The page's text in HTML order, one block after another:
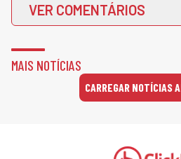
VER COMENTÁRIOS
MAIS NOTÍCIAS
CARREGAR NOTÍCIAS